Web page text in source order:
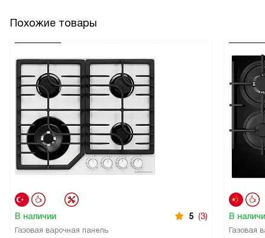
Похожие товары
В наличии 5 (3)
Газовая варочная панель
В
Газовая